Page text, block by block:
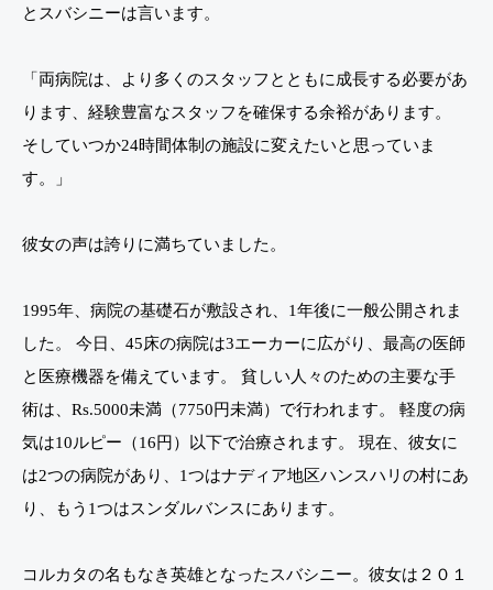
とスバシニーは言います。
「両病院は、より多くのスタッフとともに成長する必要があ
ります、経験豊富なスタッフを確保する余裕があります。
そしていつか24時間体制の施設に変えたいと思っていま
す。」
彼女の声は誇りに満ちていました。
1995年、病院の基礎石が敷設され、1年後に一般公開されま
した。 今日、45床の病院は3エーカーに広がり、最高の医師
と医療機器を備えています。 貧しい人々のための主要な手
術は、Rs.5000未満（7750円未満）で行われます。 軽度の病
気は10ルピー（16円）以下で治療されます。 現在、彼女に
は2つの病院があり、1つはナディア地区ハンスハリの村にあ
り、もう1つはスンダルバンスにあります。
コルカタの名もなき英雄となったスバシニー。彼女は２０１